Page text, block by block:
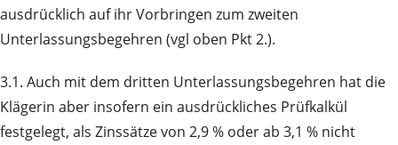
ausdrücklich auf ihr Vorbringen zum zweiten
Unterlassungsbegehren (vgl oben Pkt 2.).
3.1. Auch mit dem dritten Unterlassungsbegehren hat die
Klägerin aber insofern ein ausdrückliches Prüfkalkül
festgelegt, als Zinssätze von 2,9 % oder ab 3,1 % nicht